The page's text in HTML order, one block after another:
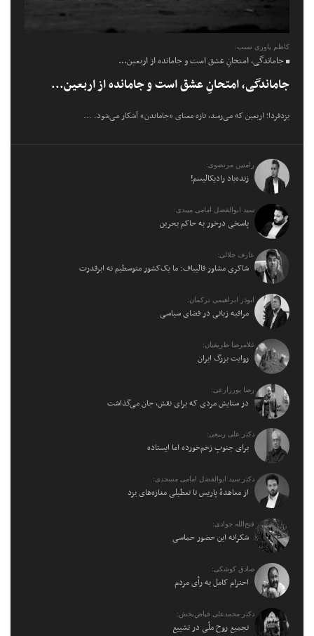
کاظم یاوری نسب:
جاماندگی، امتحانِ عشق است و جامانده از اربعین...
جاماندگی، امتحانِ عشق است و جامانده از اربعین...
یزدفردا؛ اربعین که می‌رسد، تازه معنای «جاماندن» آشکار می‌شود. ...
رامتین مرتضوی:
زنده‌باد رادیکالیسم!
سید ابوالفضل امامی میبدی:
پاسخی درخور به حاکم بحرین
عارف جلالی:
شاکری مشاور قالیباف: ما یک‌کشور متوسطیم نه ابرقدرت
ابوذر ابراهیمی ترکمان:
مراقبه زبانی در فضای سیاسی
غلامرضا ظریفیان:
روایت بزرگ ایران
رضا پورزارعی:
در ستایش مردی که برای نقش، جان می‌گذاشت
دکتر علی ربیعی:
برای جنوبِ زخم‌خورده اما ایستاده
دکتر سید ابوالفضل امامی مسجدی:
از معاهدهٔ پاریس تا تعطیلی مغازه‌های یزد
فتح‌الله جوادی:
شکرانه این حضور حماسی
صادق کوشکی:
احترام کامل به رأی مردم
دکتر محمدعلی فیاض‌بخش:
تجمیع روح ملّی در تشییع